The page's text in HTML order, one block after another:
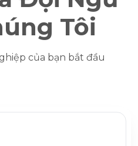
Tôi
của bạn bắt đầu